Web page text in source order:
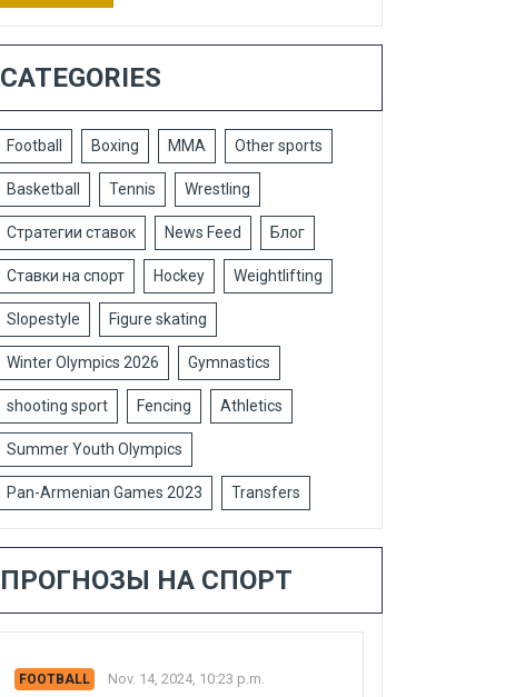
CATEGORIES
Football Boxing MMA Other sports
Basketball Tennis Wrestling
Стратегии ставок News Feed Блог
Ставки на спорт Hockey Weightlifting
Slopestyle Figure skating
Winter Olympics 2026 Gymnastics
shooting sport Fencing Athletics
Summer Youth Olympics
Pan-Armenian Games 2023 Transfers
ПРОГНОЗЫ НА СПОРТ
FOOTBALL Nov. 14, 2024, 10:23 p.m.